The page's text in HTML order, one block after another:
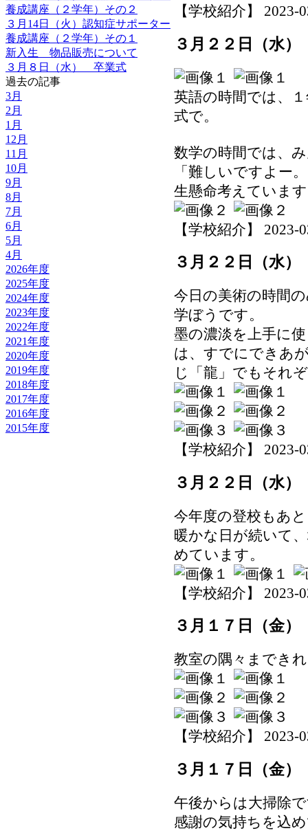
養成講座（２学年）その２
３月14日（火）認知症サポーター
養成講座（２学年）その１
新入生 物品販売について
３月８日（水） 卒業式
過去の記事
3月
2月
1月
12月
11月
10月
9月
8月
7月
6月
5月
4月
2026年度
2025年度
2024年度
2023年度
2022年度
2021年度
2020年度
2019年度
2018年度
2017年度
2016年度
2015年度
【学校紹介】 2023-
３月２２日（水
英語の時間では、
式で。
数学の時間では、
「難しいですよー
生懸命考えていま
【学校紹介】 2023-
３月２２日（水
今日の美術の時間
学ぼうです。
墨の濃淡を上手に
は、すでにできあ
じ「龍」でもそれ
【学校紹介】 2023-
３月２２日（水
今年度の登校もあ
暖かな日が続いて
めています。
【学校紹介】 2023-
３月１７日（金
教室の隅々までき
【学校紹介】 2023-
３月１７日（金
午後からは大掃除
感謝の気持ちを込